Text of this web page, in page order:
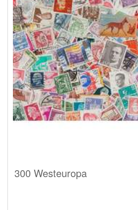
300 Westeuropa